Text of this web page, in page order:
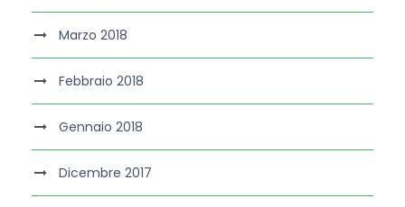
Marzo 2018
Febbraio 2018
Gennaio 2018
Dicembre 2017